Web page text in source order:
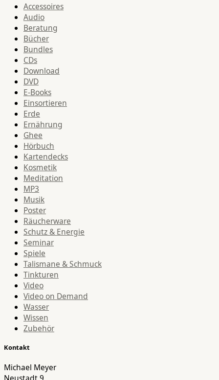
Accessoires
Audio
Beratung
Bücher
Bundles
CDs
Download
DVD
E-Books
Einsortieren
Erde
Ernährung
Ghee
Hörbuch
Kartendecks
Kosmetik
Meditation
MP3
Musik
Poster
Räucherware
Schutz & Energie
Seminar
Spiele
Talismane & Schmuck
Tinkturen
Video
Video on Demand
Wasser
Wissen
Zubehör
Kontakt
Michael Meyer